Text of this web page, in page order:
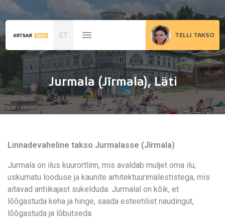
ET TELLI TAKSO
Jurmala (Jīrmala), Läti
Linnadevaheline takso Jurmalasse (Jīrmala)
Jurmala on ilus kuurortlinn, mis avaldab muljet oma ilu,
uskumatu looduse ja kaunite arhitektuurimälestistega, mis
aitavad antiikajast sukelduda. Jurmalal on kõik, et
lõõgastuda keha ja hinge, saada esteetilist naudingut,
lõõgastuda ja lõbutseda.